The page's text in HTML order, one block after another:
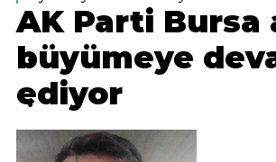
Spor
Magazin
Sağlık
Teknoloji
AK Parti Bursa
büyümeye
ediyor